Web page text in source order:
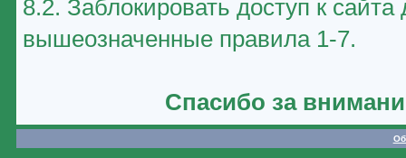
8.2. Заблокировать доступ к
вышеозначенные правила 1-7.
Спасибо за